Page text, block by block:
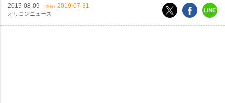
2015-08-09 （更新） 2019-07-31
オリコンニュース